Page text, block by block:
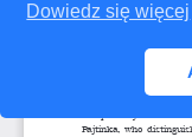
Dowiedz się więcej